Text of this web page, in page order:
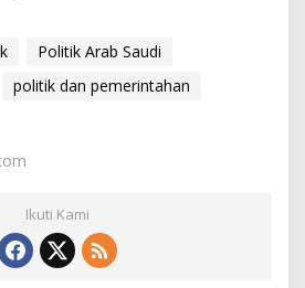
Politik Arab Saudi
politik dan pemerintahan
Ikuti Kami